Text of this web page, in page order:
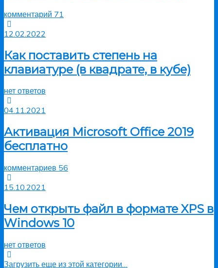
комментарий 71
12.02.2022
Как поставить степень на
клавиатуре (в квадрате, в кубе)
нет ответов
04.11.2021
Активация Microsoft Office 2019
бесплатно
комментариев 56
15.10.2021
Чем открыть файл в формате XPS в
Windows 10
нет ответов
Загрузить еще из этой категории…